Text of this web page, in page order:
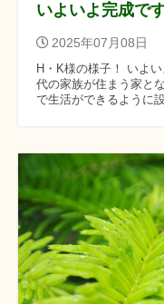
いよいよ完成で
2025年07月08日
H・K様の様子！ いよ
代の家族が住まう家と
で生活ができるように